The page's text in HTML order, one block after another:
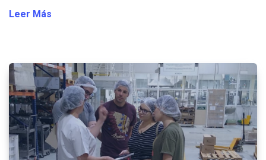
Leer Más